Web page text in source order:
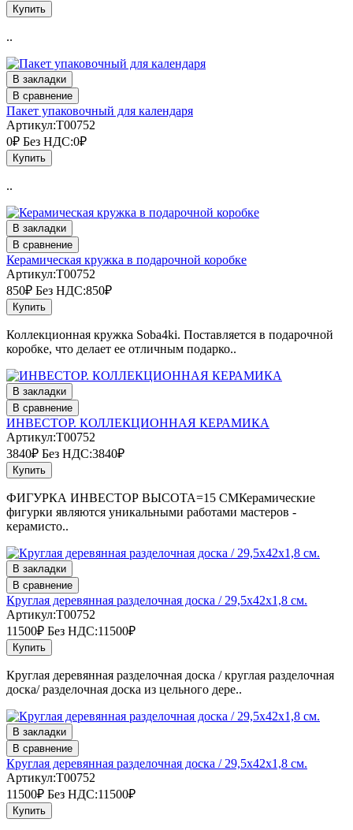
Купить
..
В закладки
В сравнение
Пакет упаковочный для календаря
Артикул:T00752
0₽ Без НДС:0₽
Купить
..
В закладки
В сравнение
Керамическая кружка в подарочной коробке
Артикул:T00752
850₽ Без НДС:850₽
Купить
Коллекционная кружка Soba4ki. Поставляется в подарочной
коробке, что делает ее отличным подарко..
В закладки
В сравнение
ИНВЕСТОР. КОЛЛЕКЦИОННАЯ КЕРАМИКА
Артикул:T00752
3840₽ Без НДС:3840₽
Купить
ФИГУРКА ИНВЕСТОР ВЫСОТА=15 СМКерамические
фигурки являются уникальными работами мастеров -
керамисто..
В закладки
В сравнение
Круглая деревянная разделочная доска / 29,5х42х1,8 см.
Артикул:T00752
11500₽ Без НДС:11500₽
Купить
Круглая деревянная разделочная доска / круглая разделочная
доска/ разделочная доска из цельного дере..
В закладки
В сравнение
Круглая деревянная разделочная доска / 29,5х42х1,8 см.
Артикул:T00752
11500₽ Без НДС:11500₽
Купить